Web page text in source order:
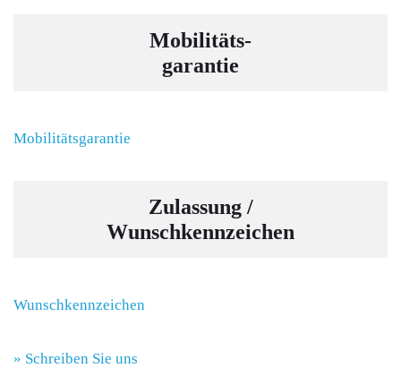
Mobilitäts-
garantie
Mobilitätsgarantie
Zulassung /
Wunschkennzeichen
Wunschkennzeichen
» Schreiben Sie uns